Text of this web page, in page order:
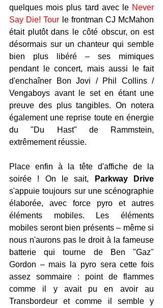
quelques mois plus tard avec le Never
Say Die! Tour le frontman CJ McMahon
était plutôt dans le côté obscur, on est
désormais sur un chanteur qui semble
bien plus libéré – ses mimiques
pendant le concert, mais aussi le fait
d'enchaîner Bon Jovi / Phil Collins /
Vengaboys avant le set en étant une
preuve des plus tangibles. On notera
également une reprise toute en énergie
du "Du Hast" de Rammstein,
extrêmement réussie.
Place enfin à la tête d'affiche de la
soirée ! On le sait,
Parkway Drive
s'appuie toujours sur une scénographie
élaborée, avec force pyro et autres
éléments mobiles. Les éléments
mobiles seront bien présents – même si
nous n'aurons pas le droit à la fameuse
batterie qui tourne de Ben "Gaz"
Gordon – mais la pyro sera cette fois
assez sommaire : point de flammes
comme il y avait pu en avoir au
Transbordeur et comme il semble y